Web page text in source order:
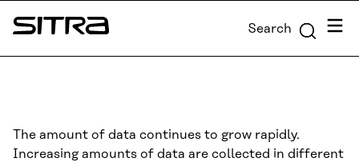
Skip to
content
Sitra Search Menu
The amount of data continues to grow rapidly.
Increasing amounts of data are collected in different